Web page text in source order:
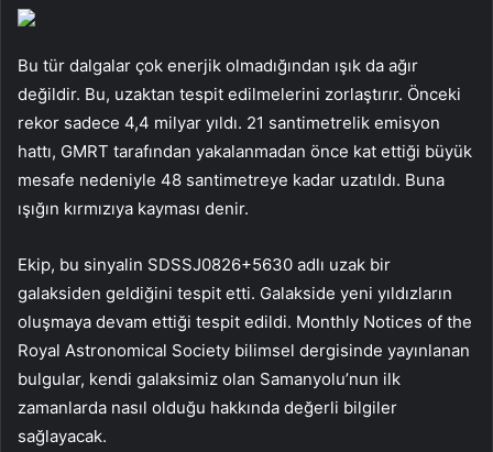
Bu tür dalgalar çok enerjik olmadığından ışık da ağır
değildir. Bu, uzaktan tespit edilmelerini zorlaştırır. Önceki
rekor sadece 4,4 milyar yıldı. 21 santimetrelik emisyon
hattı, GMRT tarafından yakalanmadan önce kat ettiği büyük
mesafe nedeniyle 48 santimetreye kadar uzatıldı. Buna
ışığın kırmızıya kayması denir.
Ekip, bu sinyalin SDSSJ0826+5630 adlı uzak bir
galaksiden geldiğini tespit etti. Galakside yeni yıldızların
oluşmaya devam ettiği tespit edildi. Monthly Notices of the
Royal Astronomical Society bilimsel dergisinde yayınlanan
bulgular, kendi galaksimiz olan Samanyolu’nun ilk
zamanlarda nasıl olduğu hakkında değerli bilgiler
sağlayacak.